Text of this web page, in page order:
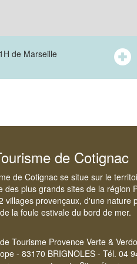
de Marseille
de Cotignac
de Cotignac se situe sur le
des plus grands sites de la région
villages provençaux, d'une nature
la foule estivale du bord de mer.
Tourisme Provence Verte &
- 83170 BRIGNOLES - Tél. 04